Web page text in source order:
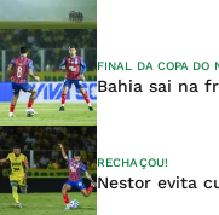
FINAL DA COPA DO
Bahia sai na
RECHAÇOU!
Nestor evita